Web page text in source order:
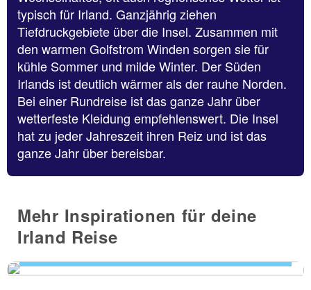
typisch für Irland. Ganzjährig ziehen
Tiefdruckgebiete über die Insel. Zusammen mit
den warmen Golfstrom Winden sorgen sie für
kühle Sommer und milde Winter. Der Süden
Irlands ist deutlich wärmer als der rauhe Norden.
Bei einer Rundreise ist das ganze Jahr über
wetterfeste Kleidung empfehlenswert. Die Insel
hat zu jeder Jahreszeit ihren Reiz und ist das
ganze Jahr über bereisbar.
Mehr Inspirationen für deine
Irland Reise
Mehr zu Irland...
JETZT IM TUI REISEBLOG...